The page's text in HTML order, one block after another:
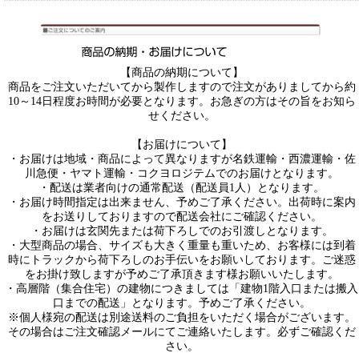
【商品の納期について】
商品をご注文いただいてから製作しますので注文がありましてから約
10～14日程度お時間が必要となります。お急ぎの方はその旨をお知ら
せください。
【お届けについて】
・お届けは地域・商品によって異なりますが名鉄運輸・西濃運輸・佐
川急便・ヤマト運輸・コクヨロジテムでのお届けとなります。
・配送は業者向けの通常配送（配送員1人）となります。
・お届け時間指定は出来ません、予めご了承ください。出荷時に案内
をお送りしておりますので配送会社にご確認ください。
・お届けは玄関先または荷下ろしでのお引渡しとなります。
・大型商品の場合、サイズも大きく重量も重いため、お客様には到着
時にトラックから荷下ろしのお手伝いをお願いしております。ご迷惑
をお掛け致しますが予めご了承頂きます様お願いいたします。
・高層階（集合住宅）の建物につきましては「建物1階入口または搬入
口までの配送」となります。予めご了承ください。
※個人様宛の配送は別途送料のご負担をいただく場合がございます。
その場合はご注文確認メールにてご連絡いたします。必ずご確認くだ
さい。